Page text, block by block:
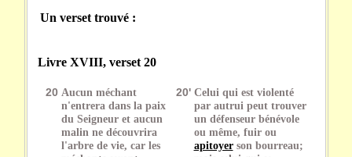
Un verset trouvé :
Livre XVIII, verset 20
20 Aucun méchant
n'entrera dans la paix
du Seigneur et aucun
malin ne découvrira
l'arbre de vie, car les
20' Celui qui est violenté
par autrui peut trouver
un défenseur bénévole
ou même, fuir ou
apitoyerson bourreau;